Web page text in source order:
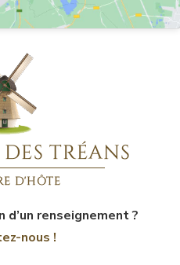
d’un renseignement ?
nous !